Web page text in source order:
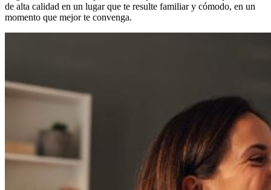
de alta calidad en un lugar que te resulte familiar y cómodo, en un
momento que mejor te convenga.